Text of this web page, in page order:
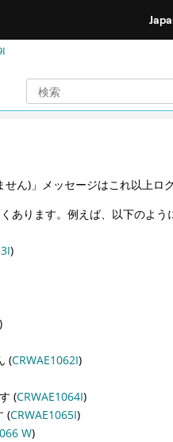
ん)」メッセージはこれ以上ロ
あります。例えば、以下のよう
)
)
(CRWAE1062I)
(CRWAE1064I)
(CRWAE1065I)
W)